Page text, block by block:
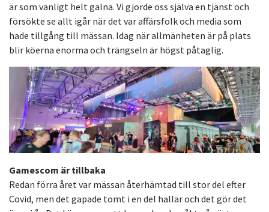
är som vanligt helt galna. Vi gjorde oss själva en tjänst och
försökte se allt igår när det var affärsfolk och media som
hade tillgång till mässan. Idag när allmänheten är på plats
blir köerna enorma och trängseln är högst påtaglig.
Gamescom är tillbaka
Redan förra året var mässan återhämtad till stor del efter
Covid, men det gapade tomt i en del hallar och det gör det